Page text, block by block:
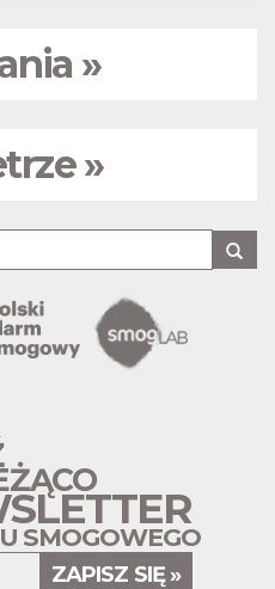
»
»
SMOGOWEGO
ZAPISZ SIĘ »